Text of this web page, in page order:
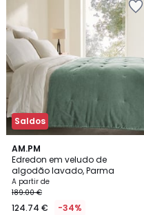
Saldos
AM.PM
Edredon em veludo de
algodão lavado, Parma
A partir de
189.00 €
124.74 € -34%
4
/
5
4
Cores